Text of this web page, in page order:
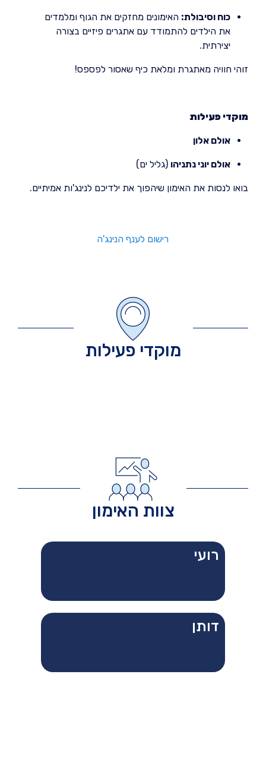
כוח וסיבולת: האימונים מחזקים את הגוף ומלמדים
את הילדים להתמודד עם אתגרים פיזיים בצורה
יצירתית.
זוהי חוויה מאתגרת ומלאת כיף שאסור לפספס!
מוקדי פעילות
אולם אלון
אולם יוני נתניהו (גליל ים)
בואו לנסות את האימון שיהפוך את ילדיכם לנינג'ות אמיתיים.
מוקדי פעילות
צוות האימון
רועי
דותן